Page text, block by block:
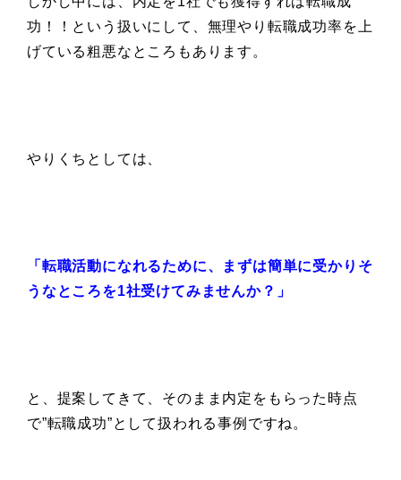
功！！という扱いにして、無理やり転職成功率を上
げている粗悪なところもあります。
やりくちとしては、
「転職活動になれるために、
まずは簡単に受かりそ
うなところを1社受けてみませんか？」
と、提案してきて、そのまま内定をもらった時点
で”転職成功”として扱われる事例ですね。